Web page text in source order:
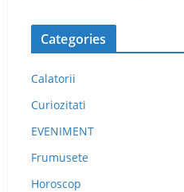
Categories
Calatorii
Curiozitati
EVENIMENT
Frumusete
Horoscop